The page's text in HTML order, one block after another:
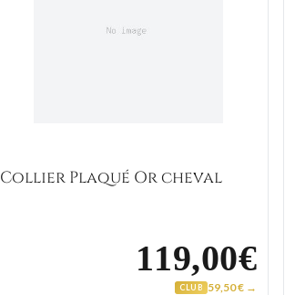
Collier Plaqué Or cheval
119,00€
CLUB 59,50 € →